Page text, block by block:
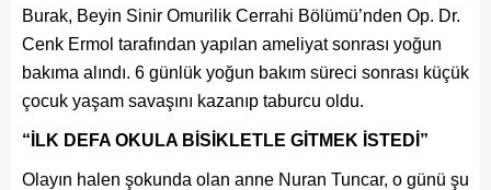
Burak, Beyin Sinir Omurilik Cerrahi Bölümü’nden Op. Dr.
Cenk Ermol tarafından yapılan ameliyat sonrası yoğun
bakıma alındı. 6 günlük yoğun bakım süreci sonrası küçük
çocuk yaşam savaşını kazanıp taburcu oldu.
“İLK DEFA OKULA BİSİKLETLE GİTMEK İSTEDİ”
Olayın halen şokunda olan anne Nuran Tuncar, o günü şu